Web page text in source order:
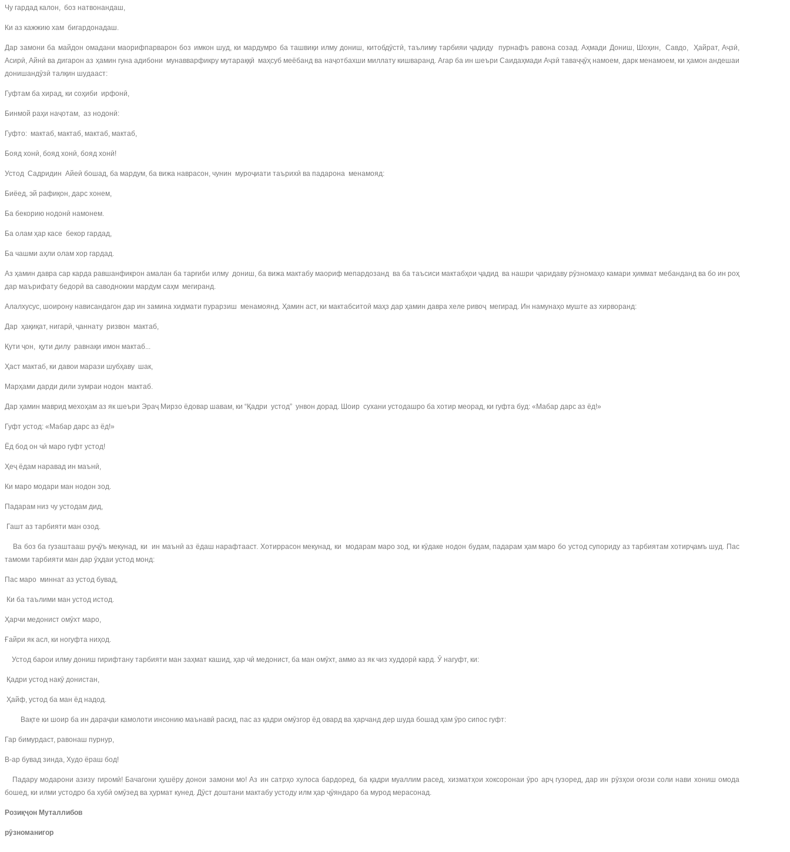
Чу гардад калон, боз натвонандаш,
Ки аз кажжию хам бигардонадаш.
Дар замони ба майдон омадани маорифпарварон боз имкон шуд, ки мардумро ба ташвиқи илму дониш, китобдӯстӣ, таълиму тарбияи ҷадиду пурнафъ равона созад. Аҳмади Дониш, Шоҳин, Савдо, Ҳайрат, Аҷзӣ,
Асирӣ, Айнӣ ва дигарон аз ҳамин гуна адибони мунавварфикру мутараққӣ маҳсуб меёбанд ва наҷотбахши миллату кишваранд. Агар ба ин шеъри Саидаҳмади Аҷзӣ таваҷҷӯҳ намоем, дарк менамоем, ки ҳамон андешаи
донишандӯзӣ талқин шудааст:
Гуфтам ба хирад, ки соҳиби ирфонӣ,
Бинмой раҳи наҷотам, аз нодонӣ:
Гуфто: мактаб, мактаб, мактаб, мактаб,
Бояд хонӣ, бояд хонӣ, бояд хонӣ!
Устод Садридин Айеӣ бошад, ба мардум, ба вижа наврасон, чунин муроҷиати таърихӣ ва падарона менамояд:
Биёед, эй рафиқон, дарс хонем,
Ба бекорию нодонӣ намонем.
Ба олам ҳар касе бекор гардад,
Ба чашми аҳли олам хор гардад.
Аз ҳамин давра сар карда равшанфикрон амалан ба тарғиби илму дониш, ба вижа мактабу маориф мепардозанд ва ба таъсиси мактабҳои ҷадид ва нашри ҷаридаву рӯзномаҳо камари ҳиммат мебанданд ва бо ин роҳ
дар маърифату бедорӣ ва саводнокии мардум саҳм мегиранд.
Алалхусус, шоирону нависандагон дар ин замина хидмати пурарзиш менамоянд. Ҳамин аст, ки мактабситоӣ маҳз дар ҳамин давра хеле ривоҷ мегирад. Ин намунаҳо муште аз хирворанд:
Дар ҳақиқат, нигарӣ, ҷаннату ризвон мактаб,
Қути ҷон, қути дилу равнақи имон мактаб...
Ҳаст мактаб, ки давои марази шубҳаву шак,
Марҳами дарди дили зумраи нодон мактаб.
Дар ҳамин маврид мехоҳам аз як шеъри Эраҷ Мирзо ёдовар шавам, ки “Қадри устод” унвон дорад. Шоир сухани устодашро ба хотир меорад, ки гуфта буд: «Мабар дарс аз ёд!»
Гуфт устод: «Мабар дарс аз ёд!»
Ёд бод он чӣ маро гуфт устод!
Ҳеҷ ёдам наравад ин маънӣ,
Ки маро модари ман нодон зод.
Падарам низ чу устодам дид,
Гашт аз тарбияти ман озод.
Ва боз ба гузаштааш руҷӯъ мекунад, ки ин маънӣ аз ёдаш нарафтааст. Хотиррасон мекунад, ки модарам маро зод, ки кӯдаке нодон будам, падарам ҳам маро бо устод супориду аз тарбиятам хотирҷамъ шуд. Пас
тамоми тарбияти ман дар ӯҳдаи устод монд:
Пас маро миннат аз устод бувад,
Ки ба таълими ман устод истод.
Ҳарчи медонист омӯхт маро,
Ғайри як асл, ки ногуфта ниҳод.
Устод барои илму дониш гирифтану тарбияти ман заҳмат кашид, ҳар чӣ медонист, ба ман омӯхт, аммо аз як чиз худдорӣ кард. Ӯ нагуфт, ки:
Қадри устод накӯ донистан,
Ҳайф, устод ба ман ёд надод.
Вақте ки шоир ба ин дараҷаи камолоти инсонию маънавӣ расид, пас аз қадри омӯзгор ёд овард ва ҳарчанд дер шуда бошад ҳам ӯро сипос гуфт:
Гар бимурдаст, равонаш пурнур,
В-ар бувад зинда, Худо ёраш бод!
Падару модарони азизу гиромӣ! Бачагони ҳушёру донои замони мо! Аз ин сатрҳо хулоса бардоред, ба қадри муаллим расед, хизматҳои хоксоронаи ӯро арҷ гузоред, дар ин рӯзҳои оғози соли нави хониш омода
бошед, ки илми устодро ба хубӣ омӯзед ва ҳурмат кунед. Дӯст доштани мактабу устоду илм ҳар ҷӯяндаро ба мурод мерасонад.
Розиқҷон Муталлибов
рӯзноманигор